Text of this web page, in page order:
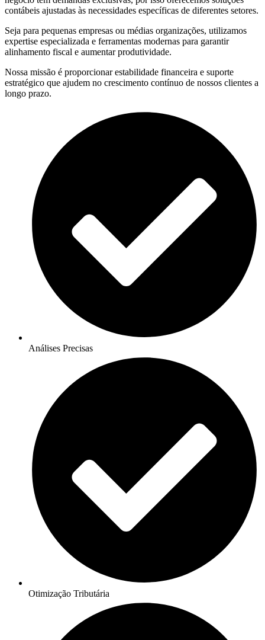
contábeis ajustadas às necessidades específicas de diferentes setores.
Seja para pequenas empresas ou médias organizações, utilizamos
expertise especializada e ferramentas modernas para garantir
alinhamento fiscal e aumentar produtividade.
Nossa missão é proporcionar estabilidade financeira e suporte
estratégico que ajudem no crescimento contínuo de nossos clientes a
longo prazo.
Análises Precisas
Otimização Tributária